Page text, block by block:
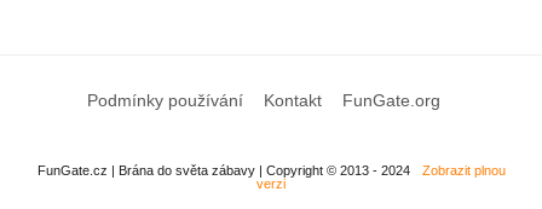
Podmínky používání Kontakt FunGate.org
FunGate.cz | Brána do světa zábavy | Copyright © 2013 - 2024
Zobrazit plnou
verzi